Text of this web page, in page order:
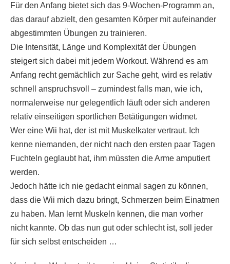
Für den Anfang bietet sich das 9-Wochen-Programm an,
das darauf abzielt, den gesamten Körper mit aufeinander
abgestimmten Übungen zu trainieren.
Die Intensität, Länge und Komplexität der Übungen
steigert sich dabei mit jedem Workout. Während es am
Anfang recht gemächlich zur Sache geht, wird es relativ
schnell anspruchsvoll – zumindest falls man, wie ich,
normalerweise nur gelegentlich läuft oder sich anderen
relativ einseitigen sportlichen Betätigungen widmet.
Wer eine Wii hat, der ist mit Muskelkater vertraut. Ich
kenne niemanden, der nicht nach den ersten paar Tagen
Fuchteln geglaubt hat, ihm müssten die Arme amputiert
werden.
Jedoch hätte ich nie gedacht einmal sagen zu können,
dass die Wii mich dazu bringt, Schmerzen beim Einatmen
zu haben. Man lernt Muskeln kennen, die man vorher
nicht kannte. Ob das nun gut oder schlecht ist, soll jeder
für sich selbst entscheiden …